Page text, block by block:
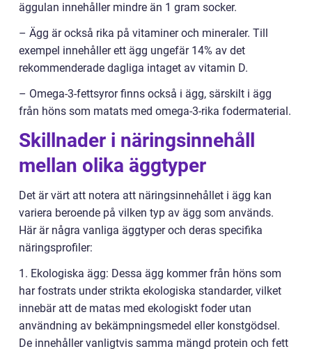
äggulan innehåller mindre än 1 gram socker.
– Ägg är också rika på vitaminer och mineraler. Till
exempel innehåller ett ägg ungefär 14% av det
rekommenderade dagliga intaget av vitamin D.
– Omega-3-fettsyror finns också i ägg, särskilt i ägg
från höns som matats med omega-3-rika fodermaterial.
Skillnader i näringsinnehåll
mellan olika äggtyper
Det är värt att notera att näringsinnehållet i ägg kan
variera beroende på vilken typ av ägg som används.
Här är några vanliga äggtyper och deras specifika
näringsprofiler:
1. Ekologiska ägg: Dessa ägg kommer från höns som
har fostrats under strikta ekologiska standarder, vilket
innebär att de matas med ekologiskt foder utan
användning av bekämpningsmedel eller konstgödsel.
De innehåller vanligtvis samma mängd protein och fett